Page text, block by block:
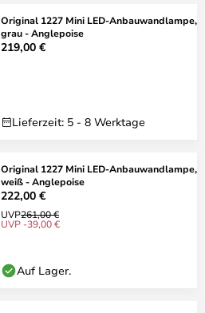
Original 1227 Mini LED-Anbauwandlampe,
grau - Anglepoise
219,00 €
Lieferzeit: 5 - 8 Werktage
Original 1227 Mini LED-Anbauwandlampe,
weiß - Anglepoise
222,00 €
UVP261,00 €
UVP -39,00 €
Auf Lager.